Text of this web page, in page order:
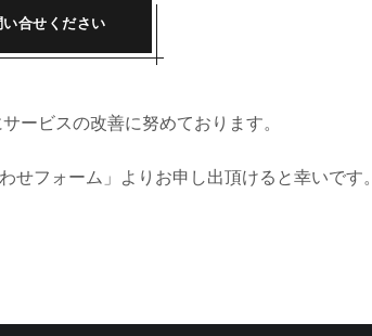
合せください
ービスの改善に努めております。
せフォーム」よりお申し出頂けると幸いです。